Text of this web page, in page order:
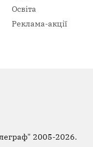
Освіта
Реклама-акції
2005-2026.